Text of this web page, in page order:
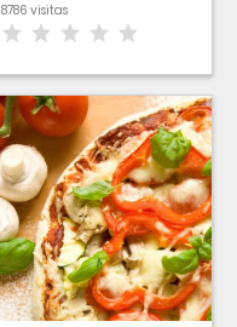
8786 visitas